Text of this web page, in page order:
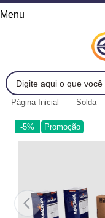
Menu
Página Inicial Solda
-5% Promoção